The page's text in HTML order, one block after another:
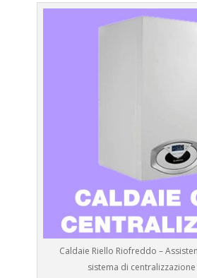
Caldaie Riello Riofreddo –
sistema di centralizzazione